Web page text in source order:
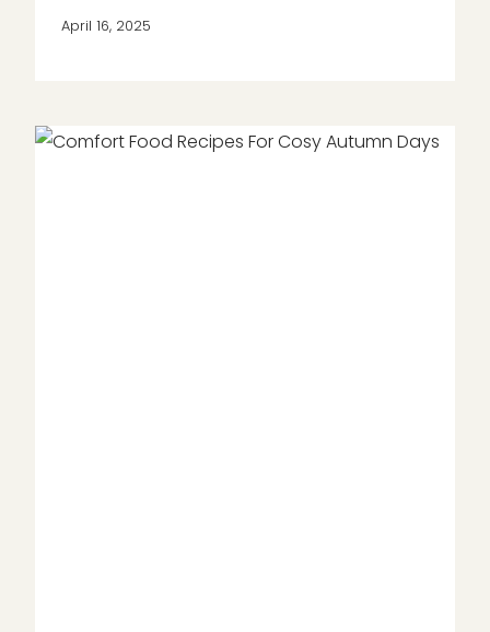
April 16, 2025